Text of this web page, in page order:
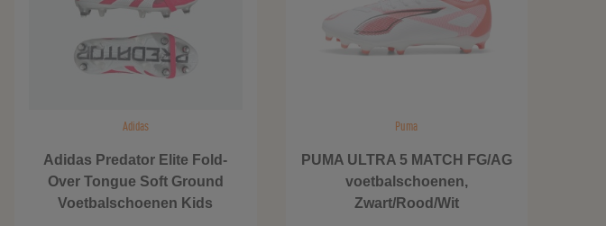
Adidas
Adidas Predator Elite Fold-
Over Tongue Soft Ground
Voetbalschoenen Kids
Puma
PUMA ULTRA 5 MATCH FG/AG
voetbalschoenen,
Zwart/Rood/Wit